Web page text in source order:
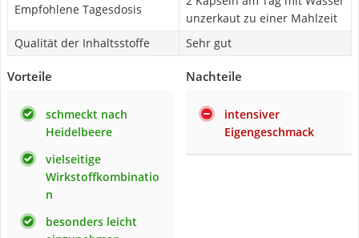
Empfohlene Tagesdosis
unzerkaut zu einer Mahlzeit
Qualität der Inhaltsstoffe
Sehr gut
Vorteile
schmeckt nach
Heidelbeere
vielseitige
Wirkstoffkombinatio
n
besonders leicht
Nachteile
intensiver
Eigengeschmack